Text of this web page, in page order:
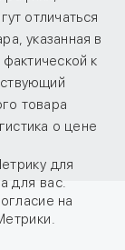
отличаться
указанная в
к
товара
о цене
для
для вас.
на